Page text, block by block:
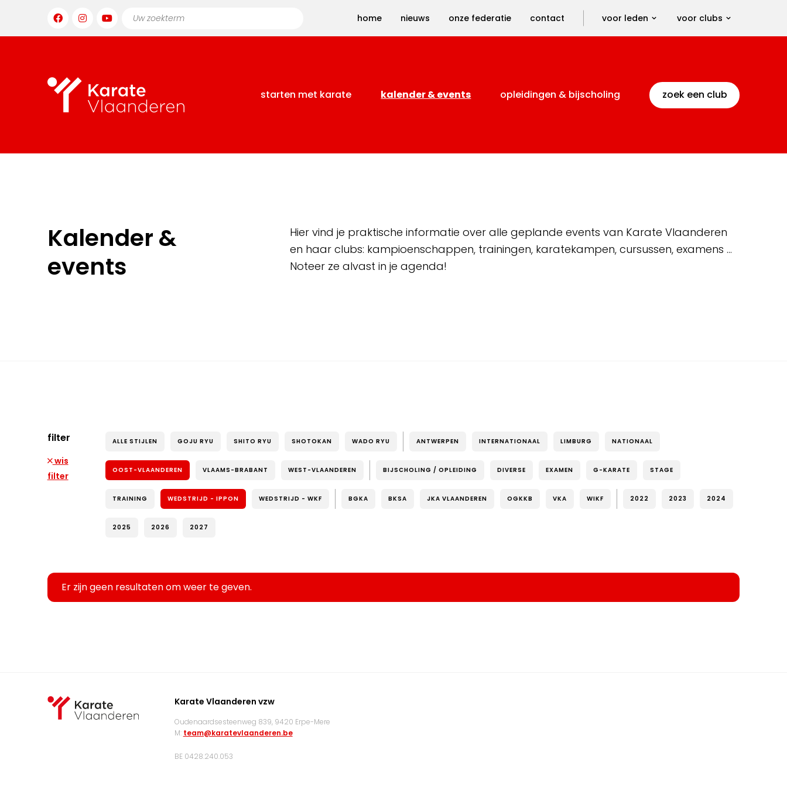
home nieuws onze federatie contact voor leden voor clubs
starten met karate kalender & events opleidingen & bijscholing zoek een club
Kalender &
events
Hier vind je praktische informatie over alle geplande events van Karate Vlaanderen
en haar clubs: kampioenschappen, trainingen, karatekampen, cursussen, examens …
Noteer ze alvast in je agenda!
filter
wis
filter
ALLE STIJLEN GOJU RYU SHITO RYU SHOTOKAN WADO RYU ANTWERPEN INTERNATIONAAL LIMBURG NATIONAAL
OOST-VLAANDEREN VLAAMS-BRABANT WEST-VLAANDEREN BIJSCHOLING / OPLEIDING DIVERSE EXAMEN G-KARATE STAGE
TRAINING WEDSTRIJD - IPPON WEDSTRIJD - WKF BGKA BKSA JKA VLAANDEREN OGKKB VKA WIKF 2022 2023 2024
2025 2026 2027
Er zijn geen resultaten om weer te geven.
Karate Vlaanderen vzw
Oudenaardsesteenweg 839, 9420 Erpe-Mere
M: team@karatevlaanderen.be
BE 0428.240.053